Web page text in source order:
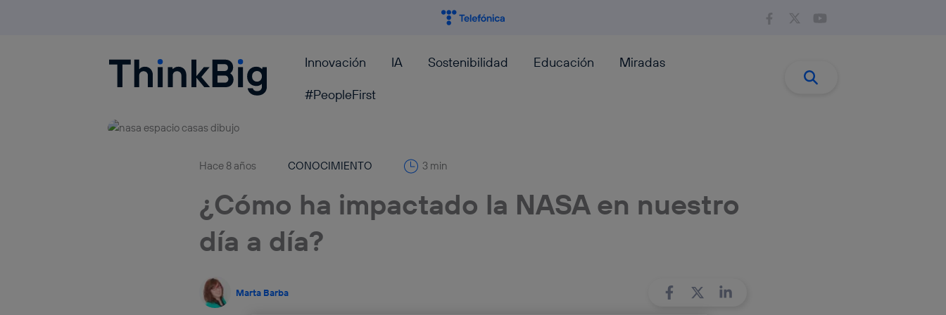
Blogthinkbig.com Innovación IA Sostenibilidad Educación
Miradas
#PeopleFirst
Buscar
Hace 8 años CONOCIMIENTO 3 min
¿Cómo ha impactado la NASA en nuestro
día a día?
Marta Barba